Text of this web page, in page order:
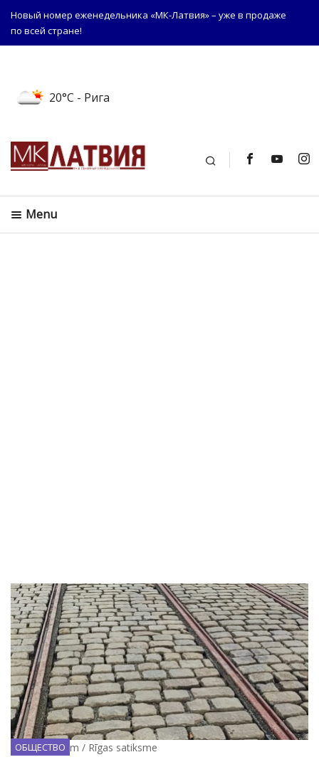
Новый номер еженедельника «МК-Латвия» – уже в продаже
по всей стране!
20°C - Рига
Поиск
Menu
Facebook.com / Rīgas satiksme
ОБЩЕСТВО